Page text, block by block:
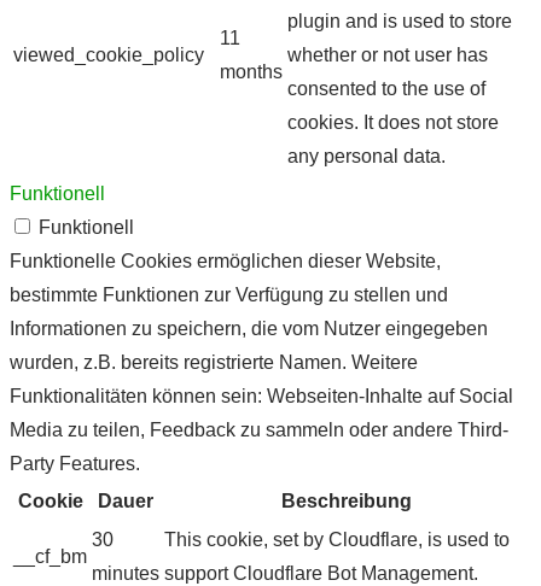
viewed_cookie_policy
11
months
plugin and is used to store
whether or not user has
consented to the use of
cookies. It does not store
any personal data.
Funktionell
Funktionell
Funktionelle Cookies ermöglichen dieser Website,
bestimmte Funktionen zur Verfügung zu stellen und
Informationen zu speichern, die vom Nutzer eingegeben
wurden, z.B. bereits registrierte Namen. Weitere
Funktionalitäten können sein: Webseiten-Inhalte auf Social
Media zu teilen, Feedback zu sammeln oder andere Third-
Party Features.
Cookie
Dauer Beschreibung
__cf_bm
30
minutes
This cookie, set by Cloudflare, is used to
support Cloudflare Bot Management.